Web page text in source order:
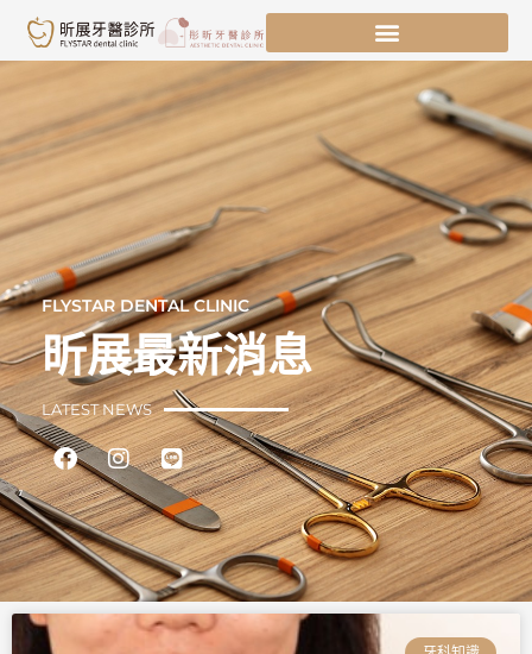
主
容
FLYSTAR DENTAL CLINIC
昕展最新消息
LATEST NEWS
FacebookInstagram
Line
頁 頁 頁
頁